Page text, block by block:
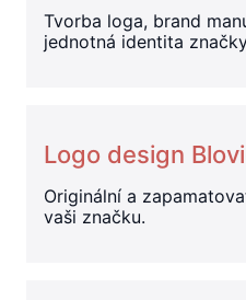
Tvorba loga, brand
jednotná identita
Logo design
Originální a
vaši značku.